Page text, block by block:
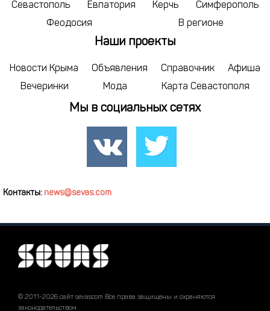
Севастополь Евпатория Керчь
Симферополь
Феодосия
В регионе
Наши проекты
Новости Крыма Объявления Справочник
Афиша
Вечеринки
Мода Карта Севастополя
Мы в социальных сетях
Контакты: news@sevas.com
© 2011-2026 сайт sevascom Все права защищены и охраняются
законодательством.